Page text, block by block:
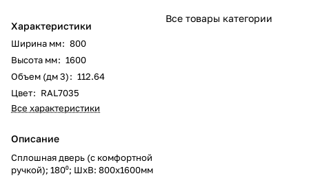
Характеристики
Ширина мм: 800
Высота мм: 1600
Объем (дм 3): 112.64
Цвет: RAL7035
Все характеристики
Описание
Сплошная дверь (с комфортной
ручкой); 180⁰; ШхВ: 800х1600мм
Все товары категории